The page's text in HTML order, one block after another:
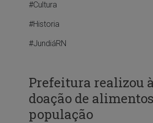
#Cultura
#Historia
#JundiáRN
Prefeitura realizou
doação de
população